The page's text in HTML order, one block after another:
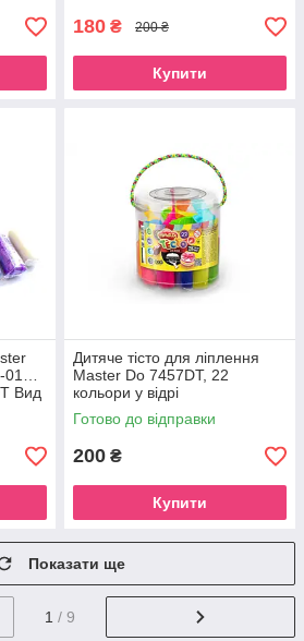
180 ₴ 200 ₴
Купити
01…
Вид
Дитяче тісто для ліплення
Master Do 7457DT, 22
кольори у відрі
Готово до відправки
200 ₴
Купити
Показати ще
1 / 9